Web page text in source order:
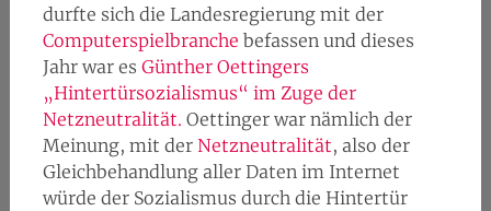
durfte sich die Landesregierung mit der
Computerspielbranche befassen und dieses
Jahr war es Günther Oettingers
„Hintertürsozialismus“ im Zuge der
Netzneutralität. Oettinger war nämlich der
Meinung, mit der Netzneutralität, also der
Gleichbehandlung aller Daten im Internet
würde der Sozialismus durch die Hintertür